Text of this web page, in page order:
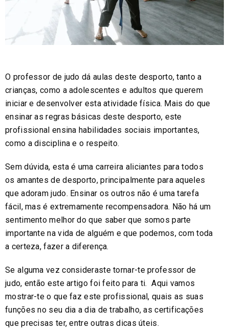
O professor de judo dá aulas deste desporto, tanto a
crianças, como a adolescentes e adultos que querem
iniciar e desenvolver esta atividade física. Mais do que
ensinar as regras básicas deste desporto, este
profissional ensina habilidades sociais importantes,
como a disciplina e o respeito.
Sem dúvida, esta é uma carreira aliciantes para todos
os amantes de desporto, principalmente para aqueles
que adoram judo. Ensinar os outros não é uma tarefa
fácil, mas é extremamente recompensadora. Não há um
sentimento melhor do que saber que somos parte
importante na vida de alguém e que podemos, com toda
a certeza, fazer a diferença.
Se alguma vez consideraste tornar-te professor de
judo, então este artigo foi feito para ti. Aqui vamos
mostrar-te o que faz este profissional, quais as suas
funções no seu dia a dia de trabalho, as certificações
que precisas ter, entre outras dicas úteis.